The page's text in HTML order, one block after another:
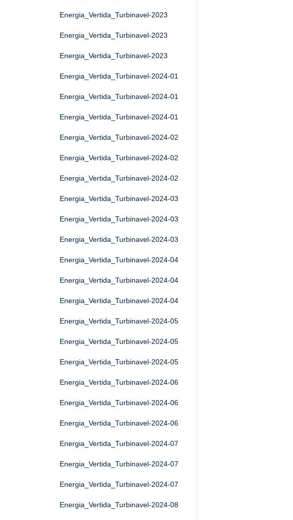
Energia_Vertida_Turbinavel-2023
Energia_Vertida_Turbinavel-2023
Energia_Vertida_Turbinavel-2023
Energia_Vertida_Turbinavel-2024-01
Energia_Vertida_Turbinavel-2024-01
Energia_Vertida_Turbinavel-2024-01
Energia_Vertida_Turbinavel-2024-02
Energia_Vertida_Turbinavel-2024-02
Energia_Vertida_Turbinavel-2024-02
Energia_Vertida_Turbinavel-2024-03
Energia_Vertida_Turbinavel-2024-03
Energia_Vertida_Turbinavel-2024-03
Energia_Vertida_Turbinavel-2024-04
Energia_Vertida_Turbinavel-2024-04
Energia_Vertida_Turbinavel-2024-04
Energia_Vertida_Turbinavel-2024-05
Energia_Vertida_Turbinavel-2024-05
Energia_Vertida_Turbinavel-2024-05
Energia_Vertida_Turbinavel-2024-06
Energia_Vertida_Turbinavel-2024-06
Energia_Vertida_Turbinavel-2024-06
Energia_Vertida_Turbinavel-2024-07
Energia_Vertida_Turbinavel-2024-07
Energia_Vertida_Turbinavel-2024-07
Energia_Vertida_Turbinavel-2024-08